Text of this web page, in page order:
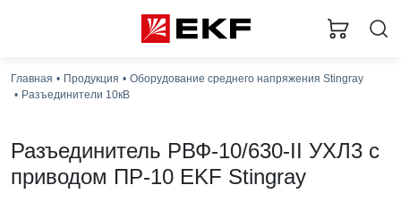
Главная Продукция
Оборудование среднего напряжения Stingray
Разъединители 10кВ
Разъединитель РВФ-10/630-II УХЛ3 с
приводом ПР-10 EKF Stingray